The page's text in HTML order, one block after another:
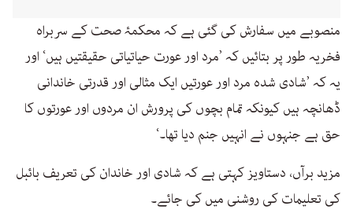
منصوبے میں سفارش کی گئی ہے کہ محکمۂ صحت کے سربراہ
فخریہ طور پر بتائیں کہ ’مرد اور عورت حیاتیاتی حقیقتیں ہیں‘ اور
یہ کہ ’شادی شدہ مرد اور عورتیں ایک مثالی اور قدرتی خاندانی
ڈھانچہ ہیں کیونکہ تمام بچوں کی پرورش ان مردوں اور عورتوں کا
حق ہے جنہوں نے انہیں جنم دیا تھا۔‘
مزید برآں، دستاویز کہتی ہے کہ شادی اور خاندان کی تعریف بائبل
کی تعلیمات کی روشنی میں کی جائے۔